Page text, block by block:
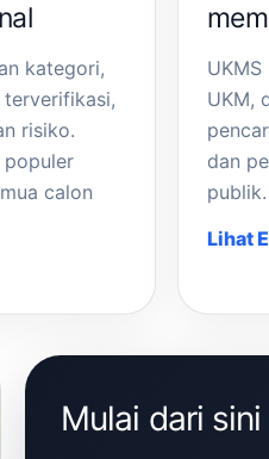
kategori,
risiko.
populer
calon
UKM,
dan
publik.
Lihat
Mulai dari sini